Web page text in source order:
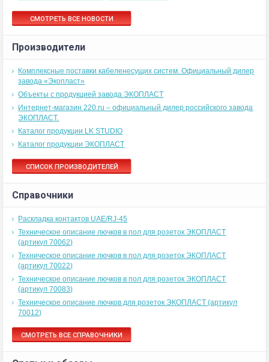
СМОТРЕТЬ ВСЕ НОВОСТИ
Производители
Комплексные поставки кабеленесущих систем. Официальный дилер
завода «Экопласт»
Объекты с продукцией завода ЭКОПЛАСТ
Интернет-магазин 220.ru – официальный дилер российского завода
ЭКОПЛАСТ.
Каталог продукции LK STUDIO
Каталог продукции ЭКОПЛАСТ
СПИСОК ПРОИЗВОДИТЕЛЕЙ
Справочники
Раскладка контактов UAE/RJ-45
Техническое описание лючков в пол для розеток ЭКОПЛАСТ
(артикул 70062)
Техническое описание лючков в пол для розеток ЭКОПЛАСТ
(артикул 70022)
Техническое описание лючков в пол для розеток ЭКОПЛАСТ
(артикул 70083)
Техническое описание лючков для розеток ЭКОПЛАСТ (артикул
70012)
СМОТРЕТЬ ВСЕ СПРАВОЧНИКИ